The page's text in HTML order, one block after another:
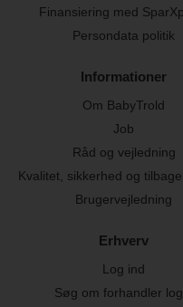
Finansiering med
Persondata politik
Informationer
Om BabyTrold
Job
Råd og vejledning
Kvalitet, sikkerhed og
Brugervejledning
Erhverv
Log ind
Søg om forhandler